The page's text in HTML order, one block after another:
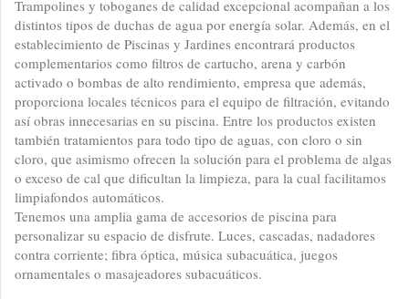
Trampolines y toboganes de calidad excepcional acompañan a los
distintos tipos de duchas de agua por energía solar. Además, en el
establecimiento de Piscinas y Jardines encontrará productos
complementarios como filtros de cartucho, arena y carbón
activado o bombas de alto rendimiento, empresa que además,
proporciona locales técnicos para el equipo de filtración, evitando
así obras innecesarias en su piscina. Entre los productos existen
también tratamientos para todo tipo de aguas, con cloro o sin
cloro, que asimismo ofrecen la solución para el problema de algas
o exceso de cal que dificultan la limpieza, para la cual facilitamos
limpiafondos automáticos.
Tenemos una amplia gama de accesorios de piscina para
personalizar su espacio de disfrute. Luces, cascadas, nadadores
contra corriente; fibra óptica, música subacuática, juegos
ornamentales o masajeadores subacuáticos.